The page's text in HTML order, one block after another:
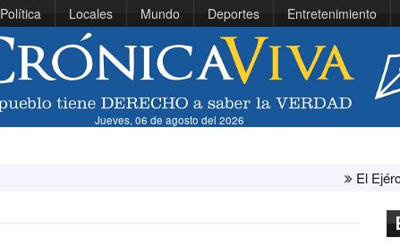
Política Locales Mundo Deportes Entretenimiento
Jueves, 06 de agosto del 2026
El Ejército de